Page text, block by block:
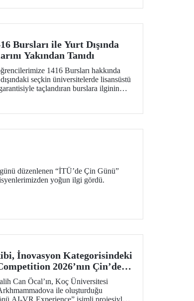
Bursları ile Yurt Dışında
Yakından Tanıdı
1416 Bursları hakkında
seçkin üniversitelerde lisansüstü
taçlandıran burslara ilginin
cevap oturumu da düzenlendi.
düzenlenen “İTÜ’de Çin Günü”
yoğun ilgi gördü.
İnovasyon Kategorisindeki
2026’nın Çin’deki
Can Öcal’ın, Koç Üniversitesi
ile oluşturduğu
AI-VR Experience” isimli projesiyle